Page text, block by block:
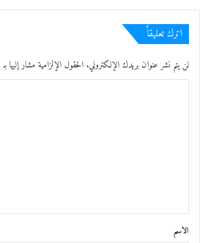
اترك تعليقاً
لن يتم نشر عنوان بريدك الإلكتروني. الحقول الإلزامية مشار إليها بـ
ق
*
الاسم